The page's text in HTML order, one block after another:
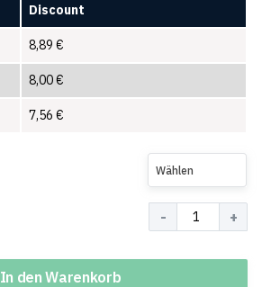
Discount
8,89 €
8,00€
7,56 €
Wählen
In den Warenkorb